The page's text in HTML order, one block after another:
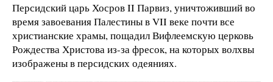
Персидский царь Хосров II Парвиз, уничтоживший во
время завоевания Палестины в VII веке почти все
христианские храмы, пощадил Вифлеемскую церковь
Рождества Христова из-за фресок, на которых волхвы
изображены в персидских одеяниях.